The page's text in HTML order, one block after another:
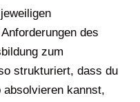
des
zum
strukturiert, dass du
absolvieren kannst,